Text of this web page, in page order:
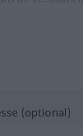
(optional)